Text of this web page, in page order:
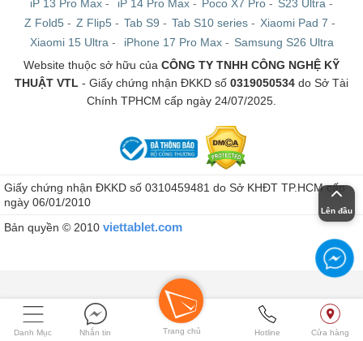
Danh Mục Nhắn tin Trang chủ Hotline Cửa hàng
iP 13 Pro Max - iP 14 Pro Max - Poco X7 Pro - S23 Ultra -
Z Fold5 - Z Flip5 - Tab S9 - Tab S10 series - Xiaomi Pad 7 -
Xiaomi 15 Ultra - iPhone 17 Pro Max- Samsung S26 Ultra
Website thuộc sở hữu của CÔNG TY TNHH CÔNG NGHỆ KỸ
THUẬT VTL - Giấy chứng nhận ĐKKD số 0319050534 do Sở Tài
Chính TPHCM cấp ngày 24/07/2025.
Giấy chứng nhận ĐKKD số 0310459481 do Sở KHĐT TP.HCM cấp
ngày 06/01/2010
Bản quyền © 2010 viettablet.com
Lên đầu